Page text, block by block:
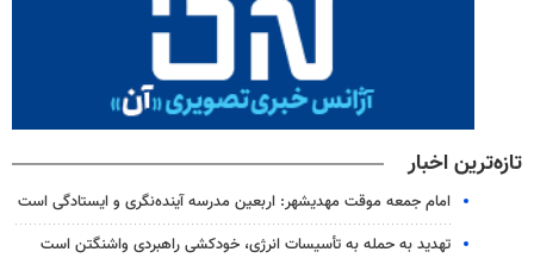
تازه‌ترین اخبار
امام جمعه موقت مهدیشهر: اربعین مدرسه آینده‌نگری و ایستادگی است
تهدید به حمله به تأسیسات انرژی، خودکشی راهبردی واشنگتن است